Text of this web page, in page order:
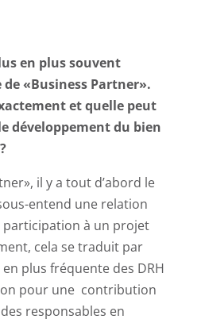
en plus souvent
«Business Partner».
et quelle peut
développement du bien
il y a tout d’abord le
entend une relation
participation à un projet
cela se traduit par
plus fréquente des DRH
pour une contribution
responsables en